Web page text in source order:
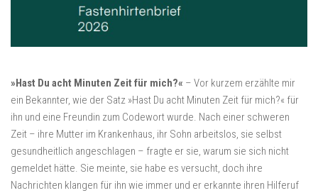
»Hast Du acht Minuten Zeit für mich?« – Vor kurzem erzählte mir
ein Bekannter, wie der Satz »Hast Du acht Minuten Zeit für mich?« für
ihn und eine Freundin zum Codewort wurde. Nach einer schweren
Zeit – ihre Mutter im Krankenhaus, ihr Sohn arbeitslos, sie selbst
gesundheitlich angeschlagen – fragte er sie, warum sie sich nicht
gemeldet hätte. Sie meinte, sie habe es versucht, doch ihre
Nachrichten klangen für ihn wie immer und er erkannte ihren Hilferuf